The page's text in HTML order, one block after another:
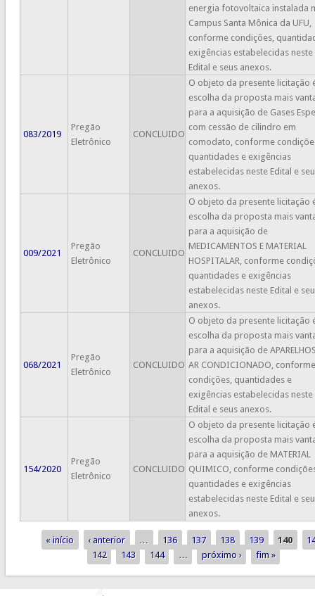
energia fotovoltaica instalada
Campus Santa Mônica da UFU,
conforme condições,
exigências estabelecidas neste
Edital e seus anexos.
083/2019
Pregão
Eletrônico
CONCLUIDO
O objeto da presente licitação
escolha da proposta mais
para a aquisição de Gases
com cessão d​e cilindro em
comodato, conforme
quantidades e exigências
estabelecidas neste Edital e
anexos.
009/2021
Pregão
Eletrônico
CONCLUIDO
O objeto da presente licitação
escolha da proposta mais
para a aquisição de
MEDICAMENTOS E MATERIAL
HOSPITALAR, conforme
quantidades e exigências
estabelecidas neste Edital e
anexos.
068/2021
Pregão
Eletrônico
CONCLUIDO
O objeto da presente licitação
escolha da proposta mais
para a aquisição de
AR CONDICIONADO, conforme
condições, quantidades e
exigências estabelecidas neste
Edital e seus anexos.
154/2020
Pregão
Eletrônico
CONCLUIDO
O objeto da presente licitação
escolha da proposta mais
para a aquisição de MATERIAL
QUIMICO, conforme
quantidades e exigências
estabelecidas neste Edital e
anexos.
Páginas
« início ‹ anterior … 136 137 138 139 140
142
143 144 … próximo › fim »